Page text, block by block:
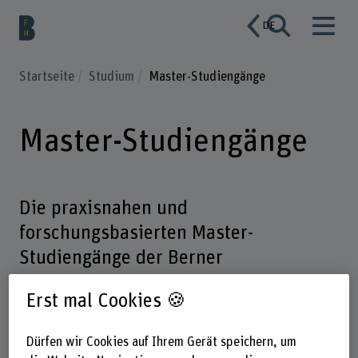
DE
Startseite Studium Master-Studiengänge
Master-Studiengänge
Die praxisnahen und
forschungsbasierten Master-
Studiengänge der Berner
fundierte Vorbereitung für Ihren
nächsten Karriereschritt.
Erst mal Cookies 🍪
Dürfen wir Cookies auf Ihrem Gerät speichern, um